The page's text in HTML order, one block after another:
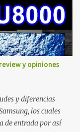
y opiniones
y diferencias
los cuales
de entrada por así